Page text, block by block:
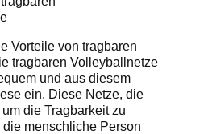
Vorteile von tragbaren
tragbaren Volleyballnetze
und aus diesem
ein. Diese Netze, die
die Tragbarkeit zu
menschliche Person